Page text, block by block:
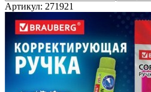
Артикул: 271921